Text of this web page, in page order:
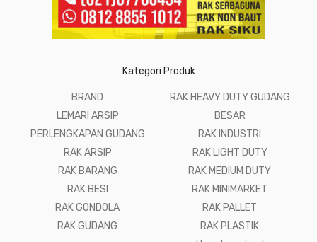
Kategori Produk
BRAND
LEMARI ARSIP
PERLENGKAPAN GUDANG
RAK ARSIP
RAK BARANG
RAK BESI
RAK GONDOLA
RAK GUDANG
RAK HEAVY DUTY GUDANG
BESAR
RAK INDUSTRI
RAK LIGHT DUTY
RAK MEDIUM DUTY
RAK MINIMARKET
RAK PALLET
RAK PLASTIK